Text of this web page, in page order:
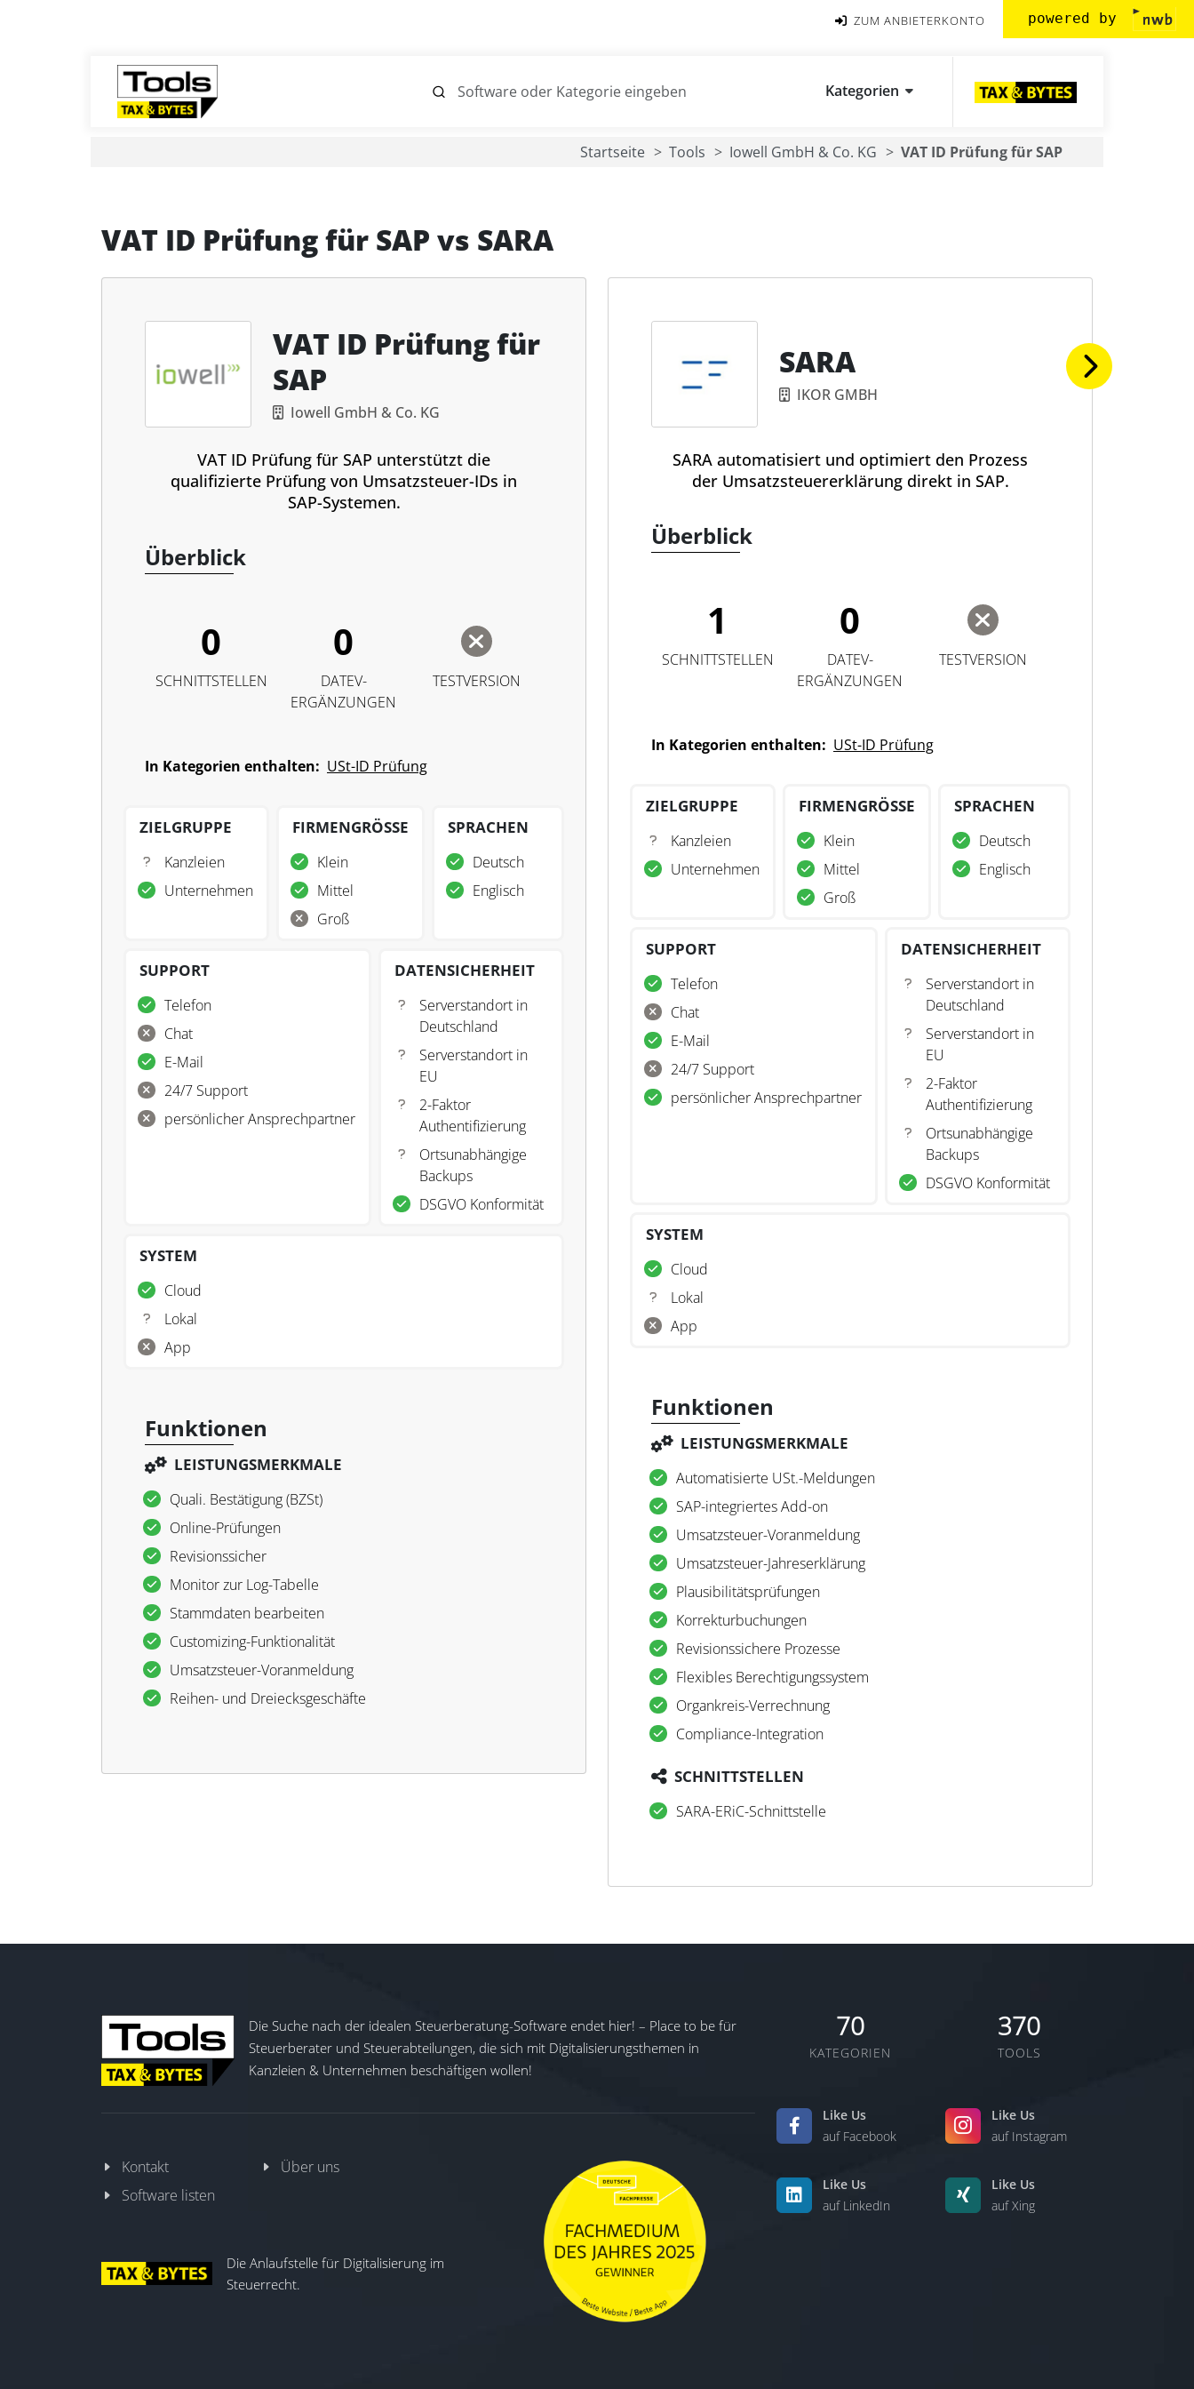
ZUM ANBIETERKONTO powered by
Kategorien
Startseite Tools Iowell GmbH & Co. KG VAT ID Prüfung für SAP
VAT ID Prüfung für SAP vs SARA
VAT ID Prüfung für
SAP
Iowell GmbH & Co. KG
VAT ID Prüfung für SAP unterstützt die
qualifizierte Prüfung von Umsatzsteuer-IDs in
SAP-Systemen.
Überblick
0
SCHNITTSTELLEN
0
DATEV-
ERGÄNZUNGEN
TESTVERSION
In Kategorien enthalten: USt-ID Prüfung
ZIELGRUPPE
Kanzleien
Unternehmen
FIRMENGRÖSSE
Klein
Mittel
Groß
SPRACHEN
Deutsch
Englisch
SUPPORT
Telefon
Chat
E-Mail
24/7 Support
persönlicher Ansprechpartner
DATENSICHERHEIT
Serverstandort in
Deutschland
Serverstandort in
EU
2-Faktor
Authentifizierung
Ortsunabhängige
Backups
DSGVO Konformität
SYSTEM
Cloud
Lokal
App
Funktionen
LEISTUNGSMERKMALE
Quali. Bestätigung (BZSt)
Online-Prüfungen
Revisionssicher
Monitor zur Log-Tabelle
Stammdaten bearbeiten
Customizing-Funktionalität
Umsatzsteuer-Voranmeldung
Reihen- und Dreiecksgeschäfte
SARA
IKOR GMBH
SARA automatisiert und optimiert den Prozess
der Umsatzsteuererklärung direkt in SAP.
Überblick
1
SCHNITTSTELLEN
0
DATEV-
ERGÄNZUNGEN
TESTVERSION
In Kategorien enthalten: USt-ID Prüfung
ZIELGRUPPE
Kanzleien
Unternehmen
FIRMENGRÖSSE
Klein
Mittel
Groß
SPRACHEN
Deutsch
Englisch
SUPPORT
Telefon
Chat
E-Mail
24/7 Support
persönlicher Ansprechpartner
DATENSICHERHEIT
Serverstandort in
Deutschland
Serverstandort in
EU
2-Faktor
Authentifizierung
Ortsunabhängige
Backups
DSGVO Konformität
SYSTEM
Cloud
Lokal
App
Funktionen
LEISTUNGSMERKMALE
Automatisierte USt.-Meldungen
SAP-integriertes Add-on
Umsatzsteuer-Voranmeldung
Umsatzsteuer-Jahreserklärung
Plausibilitätsprüfungen
Korrekturbuchungen
Revisionssichere Prozesse
Flexibles Berechtigungssystem
Organkreis-Verrechnung
Compliance-Integration
SCHNITTSTELLEN
SARA-ERiC-Schnittstelle
Die Suche nach der idealen Steuerberatung-Software endet hier! – Place to be für
Steuerberater und Steuerabteilungen, die sich mit Digitalisierungsthemen in
Kanzleien & Unternehmen beschäftigen wollen!
Kontakt
Über uns
Software listen
Die Anlaufstelle für Digitalisierung im
Steuerrecht.
70
KATEGORIEN
370
TOOLS
Like Us
auf Facebook
Like Us
auf Instagram
Like Us
auf LinkedIn
Like Us
auf Xing